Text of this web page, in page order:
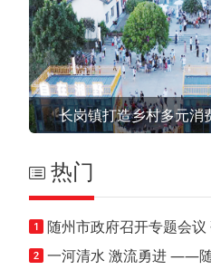
长岗镇打造乡村多元消
热门
随州市政府召开专题会议 研究推动制造业
一河清水 激流勇进 ——随州市夏日